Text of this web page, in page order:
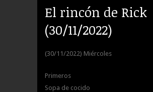
El rincón de Rick
(30/11/2022)
(30/11/2022) Miércoles
Primeros
Sopa de cocido